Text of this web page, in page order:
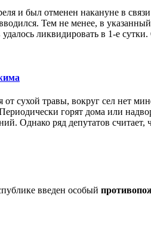
и был отменен накануне в
Тем не менее, в
ликвидировать в 1-е
сухой травы, вокруг сел нет
горят дома или
Однако ряд депутатов
введен особый